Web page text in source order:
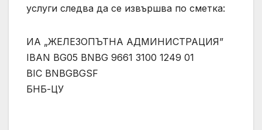
услуги следва да се извършва по сметка:
ИА „ЖЕЛЕЗОПЪТНА АДМИНИСТРАЦИЯ”
IBAN BG05 BNBG 9661 3100 1249 01
BIC BNBGBGSF
БНБ-ЦУ